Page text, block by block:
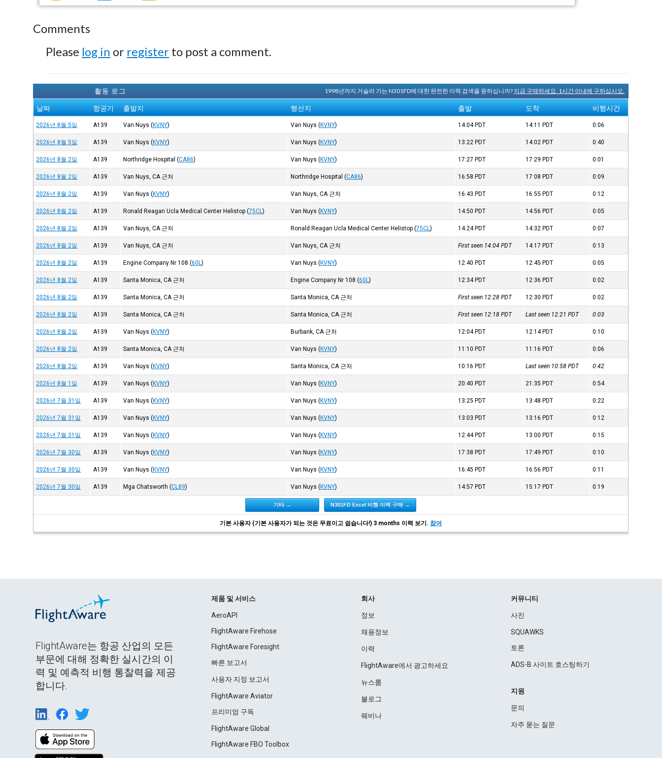
Comments
Please log in or register to post a comment.
활동 로그 1998년까지 거슬러 가는 N301FD에 대한 완전한 이력 검색을 원하십니까? 지금 구매하세요. 1시간 이내에 구하십시오.
날짜 항공기 출발지 행선지 출발 도착 비행시간
2026년 8월 5일 A139 Van Nuys (KVNY) Van Nuys (KVNY) 14:04 PDT 14:11 PDT 0:06
2026년 8월 5일 A139 Van Nuys (KVNY) Van Nuys (KVNY) 13:22 PDT 14:02 PDT 0:40
2026년 8월 2일 A139 Northridge Hospital (CA86) Van Nuys (KVNY) 17:27 PDT 17:29 PDT 0:01
2026년 8월 2일 A139 Van Nuys, CA 근처 Northridge Hospital (CA86) 16:58 PDT 17:08 PDT 0:09
2026년 8월 2일 A139 Van Nuys (KVNY) Van Nuys, CA 근처 16:43 PDT 16:55 PDT 0:12
2026년 8월 2일 A139 Ronald Reagan Ucla Medical Center Helistop (75CL) Van Nuys (KVNY) 14:50 PDT 14:56 PDT 0:05
2026년 8월 2일 A139 Van Nuys, CA 근처 Ronald Reagan Ucla Medical Center Helistop (75CL) 14:24 PDT 14:32 PDT 0:07
2026년 8월 2일 A139 Van Nuys, CA 근처 Van Nuys, CA 근처 First seen 14:04PDT 14:17 PDT 0:13
2026년 8월 2일 A139 Engine Company Nr 108 (60L) Van Nuys (KVNY) 12:40 PDT 12:45 PDT 0:05
2026년 8월 2일 A139 Santa Monica, CA 근처 Engine Company Nr 108 (60L) 12:34 PDT 12:36 PDT 0:02
2026년 8월 2일 A139 Santa Monica, CA 근처 Santa Monica, CA 근처 First seen 12:28PDT 12:30 PDT 0:02
2026년 8월 2일 A139 Santa Monica, CA 근처 Santa Monica, CA 근처 First seen 12:18PDT Last seen 12:21PDT 0:03
2026년 8월 2일 A139 Van Nuys (KVNY) Burbank, CA 근처 12:04 PDT 12:14 PDT 0:10
2026년 8월 2일 A139 Santa Monica, CA 근처 Van Nuys (KVNY) 11:10 PDT 11:16 PDT 0:06
2026년 8월 2일 A139 Van Nuys (KVNY) Santa Monica, CA 근처 10:16 PDT Last seen 10:58PDT 0:42
2026년 8월 1일 A139 Van Nuys (KVNY) Van Nuys (KVNY) 20:40 PDT 21:35 PDT 0:54
2026년 7월 31일 A139 Van Nuys (KVNY) Van Nuys (KVNY) 13:25 PDT 13:48 PDT 0:22
2026년 7월 31일 A139 Van Nuys (KVNY) Van Nuys (KVNY) 13:03 PDT 13:16 PDT 0:12
2026년 7월 31일 A139 Van Nuys (KVNY) Van Nuys (KVNY) 12:44 PDT 13:00 PDT 0:15
2026년 7월 30일 A139 Van Nuys (KVNY) Van Nuys (KVNY) 17:38 PDT 17:49 PDT 0:10
2026년 7월 30일 A139 Van Nuys (KVNY) Van Nuys (KVNY) 16:45 PDT 16:56 PDT 0:11
2026년 7월 30일 A139 Mga Chatsworth (CL89) Van Nuys (KVNY) 14:57 PDT 15:17 PDT 0:19
기타 → N301FD Excel 비행 이력 구매 →
기본 사용자 (기본 사용자가 되는 것은 무료이고 쉽습니다!) 3 months 이력 보기.참여
FlightAware는 항공 산업의 모든
부문에 대해 정확한 실시간의 이
력 및 예측적 비행 통찰력을 제공
합니다.
제품 및 서비스
AeroAPI
FlightAware Firehose
FlightAware Foresight
빠른 보고서
사용자 지정 보고서
FlightAware Aviator
프리미엄 구독
FlightAware Global
FlightAware FBO Toolbox
회사
정보
채용정보
이력
FlightAware에서 광고하세요
뉴스룸
블로그
웨비나
커뮤니티
사진
SQUAWKS
토론
ADS-B 사이트 호스팅하기
지원
문의
자주 묻는 질문